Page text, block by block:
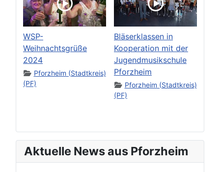
WSP-
Weihnachtsgrüße
2024
Pforzheim (Stadtkreis)
(PF)
Bläserklassen in
Kooperation mit der
Jugendmusikschule
Pforzheim
Pforzheim (Stadtkreis)
(PF)
Aktuelle News aus Pforzheim